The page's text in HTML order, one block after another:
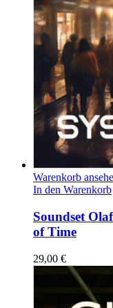
Warenkorb
In den Warenkorb
Soundset
of Time
29,00 €